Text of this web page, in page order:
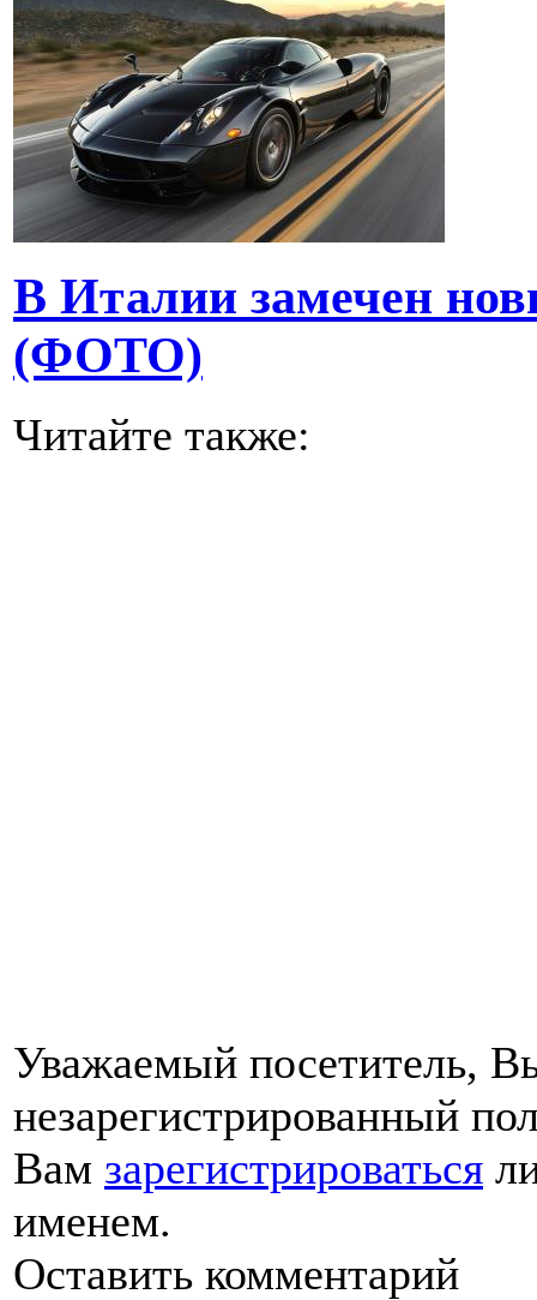
В Италии замечен
(ФОТО)
Читайте также:
Уважаемый посетитель,
незарегистрированный
Вам зарегистрироваться
именем.
Оставить комментарий